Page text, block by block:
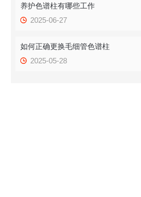
养护色谱柱有哪些工作
2025-06-27
如何正确更换毛细管色谱柱
2025-05-28